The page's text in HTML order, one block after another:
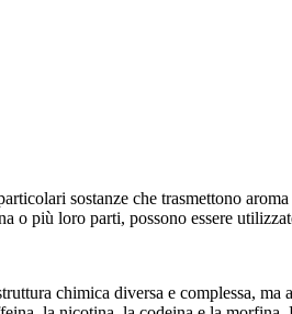
sostanze che trasmettono
o più loro parti, possono essere
chimica diversa e complessa,